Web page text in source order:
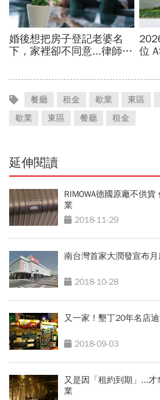
餐廳 租金 歇業 東區
歇業
東區 餐廳 租金
延伸閱讀
RIMOWA德國原廠不供
業
2018-11-29
南台灣首家大潤發宣布
2018-10-28
又一家！墾丁20年名店
2018-09-03
又是因「租約到期」...
業